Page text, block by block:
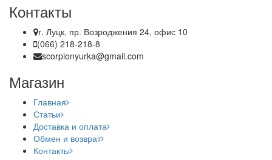
Контакты
г. Луцк, пр. Возроджения 24, офис 10
(066) 218-218-8
scorpionyurka@gmail.com
Магазин
Главная
Статьи
Доставка и оплата
Обмен и возврат
Контакты